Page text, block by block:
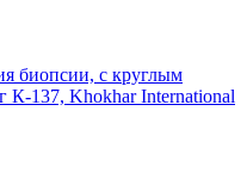
биопсии, с круглым
К-137, Khokhar International